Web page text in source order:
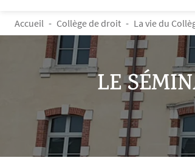
Aller au contenu principal
FIL D'ARIANE
Accueil Collège de droit La vie du
LE